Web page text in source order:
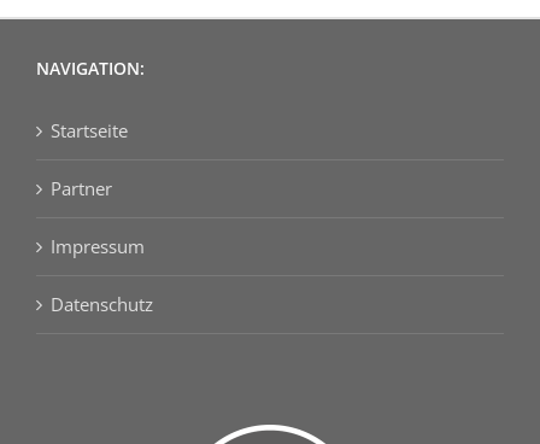
NAVIGATION:
Startseite
Partner
Impressum
Datenschutz